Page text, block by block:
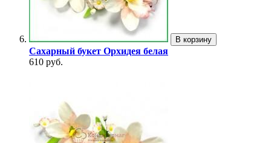
В корзину
Сахарный букет Орхидея белая
610 руб.